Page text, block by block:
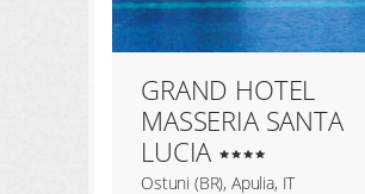
GRAND HOTEL
MASSERIA SANTA
LUCIA
Ostuni (BR), Apulia, IT